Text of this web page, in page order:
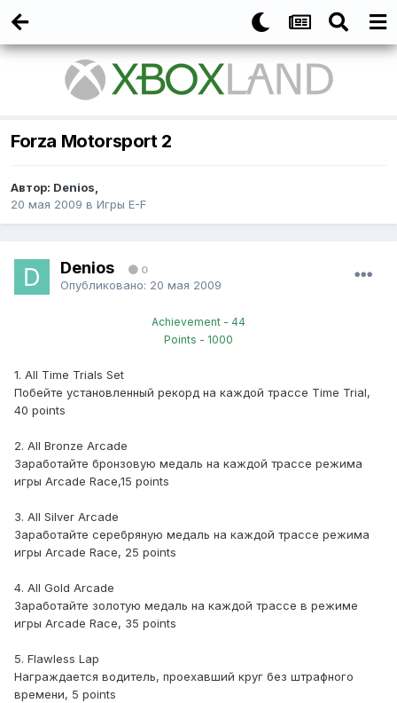
Forza Motorsport 2
Автор: Denios,
20 мая 2009 в Игры E-F
Denios 0
Опубликовано: 20 мая 2009
Achievement - 44
Points - 1000
1. All Time Trials Set
Побейте установленный рекорд на каждой трассе Time Trial,
40 points
2. All Bronze Arcade
Заработайте бронзовую медаль на каждой трассе режима
игры Arcade Race,15 points
3. All Silver Arcade
Заработайте серебряную медаль на каждой трассе режима
игры Arcade Race, 25 points
4. All Gold Arcade
Заработайте золотую медаль на каждой трассе в режиме
игры Arcade Race, 35 points
5. Flawless Lap
Награждается водитель, проехавший круг без штрафного
времени, 5 points